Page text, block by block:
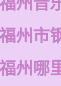
州市
州哪